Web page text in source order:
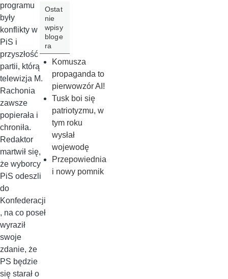
programu
były
konflikty w
PiS i
przyszłość
partii, którą
telewizja M.
Rachonia
zawsze
popierała i
chroniła.
Redaktor
martwił się,
że wyborcy
PiS odeszli
do
Konfederacji
, na co poseł
wyraził
swoje
zdanie, że
PS będzie
się starał o
Ostat
nie
wpisy
bloge
ra
Komusza
propaganda to
pierwowzór AI!
Tusk boi się
patriotyzmu, w
tym roku
wysłał
wojewodę
Przepowiednia
i nowy pomnik